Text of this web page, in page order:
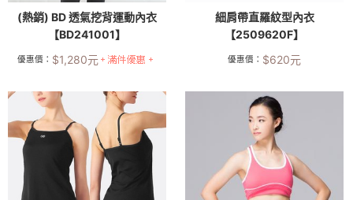
(熱銷) BD 透氣挖背運動內衣
【BD241001】
優惠價： $1,280元
細肩帶直羅紋型內衣
【2509620F】
優惠價： $620元